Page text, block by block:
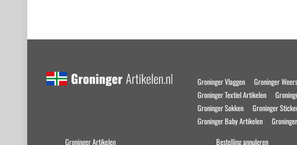
Groninger Vlaggen Groninger
Groninger Textiel Artikelen
Groninger Sokken
Groninger
Groninger Baby Artikelen
Groninger Artikelen
Bestelling annuleren